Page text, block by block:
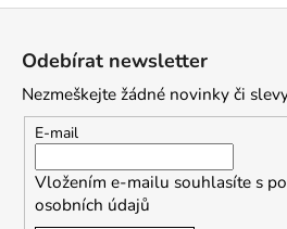
Odebírat newsletter
Nezmeškejte žádné novinky či
E-mail
Vložením e-mailu souhlasíte s
osobních údajů